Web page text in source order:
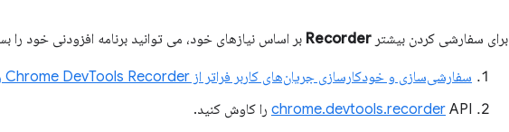
برای سفارشی کردن بیشتر Recorder بر اساس نیازهای خود، می توانید برنامه افزودنی خود را
سفارشی‌سازی و خودکارسازی جریان‌های کاربر فراتر از Chrome DevTools Recorder را
chrome.devtools.recorder API را کاوش کنید.